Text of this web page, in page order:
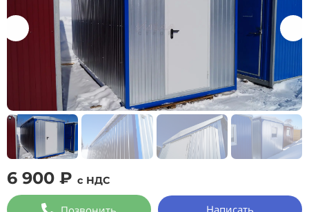
6 900 ₽ с НДС
Написать